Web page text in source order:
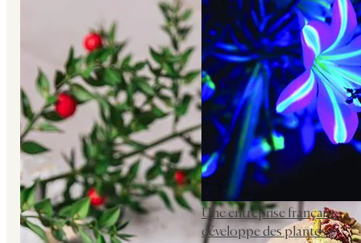
Une entreprise française
développe des plantes